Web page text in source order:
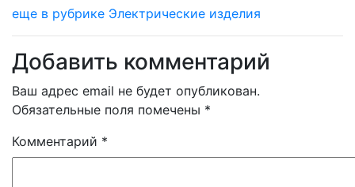
еще в рубрике Электрические изделия
Добавить комментарий
Ваш адрес email не будет опубликован.
Обязательные поля помечены *
Комментарий *